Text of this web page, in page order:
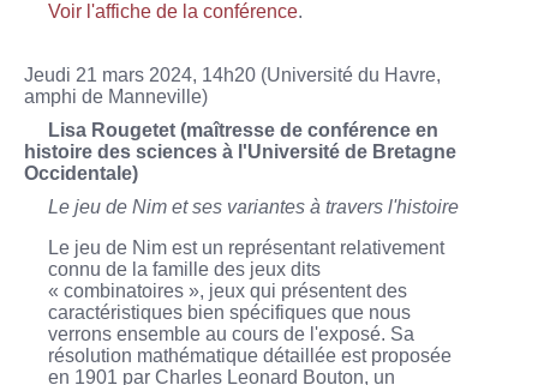
Voir l'affiche de la conférence.
Jeudi 21 mars 2024, 14h20 (Université du Havre,
amphi de Manneville)
Lisa Rougetet (maîtresse de conférence en
histoire des sciences à l'Université de Bretagne
Occidentale)
Le jeu de Nim et ses variantes à travers l'histoire
Le jeu de Nim est un représentant relativement
connu de la famille des jeux dits
« combinatoires », jeux qui présentent des
caractéristiques bien spécifiques que nous
verrons ensemble au cours de l'exposé. Sa
résolution mathématique détaillée est proposée
en 1901 par Charles Leonard Bouton, un